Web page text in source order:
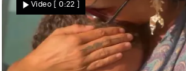
Video [ 0:22 ]